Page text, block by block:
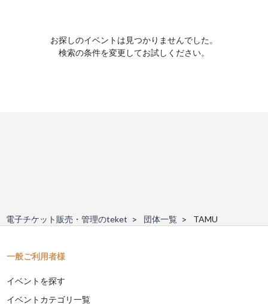
お探しのイベントは見つかりませんでした。
検索の条件を変更してお試しください。
電子チケット販売・管理のteket 団体一覧 TAMU
一般ご利用者様
イベントを探す
イベントカテゴリ一覧